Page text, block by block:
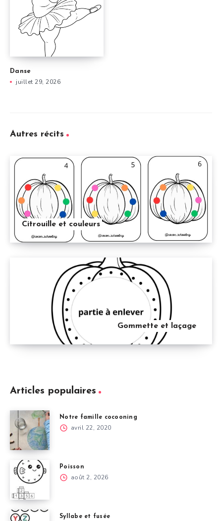
Danse
juillet 29, 2026
Autres récits
Citrouille et couleurs
Gommette et laçage
Articles populaires
Notre famille cocooning
avril 22, 2020
Poisson
août 2, 2026
Syllabe et fusée